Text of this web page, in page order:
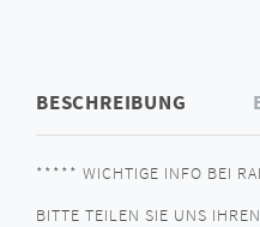
BESCHREIBUNG
***** WICHTIGE INFO BEI
BITTE TEILEN SIE UNS